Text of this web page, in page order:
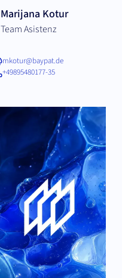
Marijana Kotur
Team Asistenz
mkotur@baypat.de
+49895480177-35